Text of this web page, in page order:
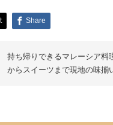
Share
持ち帰りできるマレーシア料
からスイーツまで現地の味揃